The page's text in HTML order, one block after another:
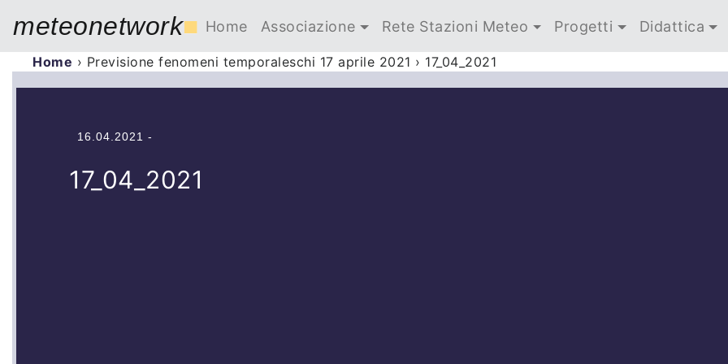
meteonetwork■ Home Associazione Rete Stazioni Meteo Progetti Didattica
Home › Previsione fenomeni temporaleschi 17 aprile 2021 › 17_04_2021
16.04.2021 -
17_04_2021